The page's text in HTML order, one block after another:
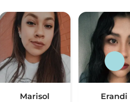
Marisol Erandi